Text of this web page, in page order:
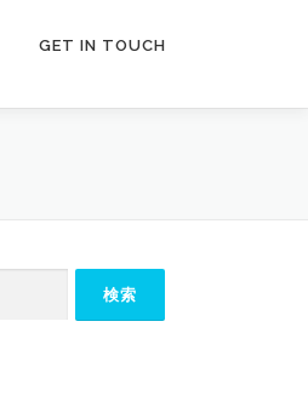
GET IN TOUCH